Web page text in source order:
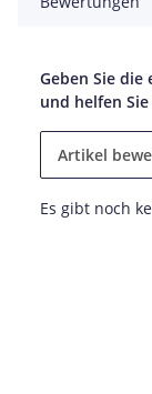
Geben Sie
und helfen
Artikel
Es gibt noch